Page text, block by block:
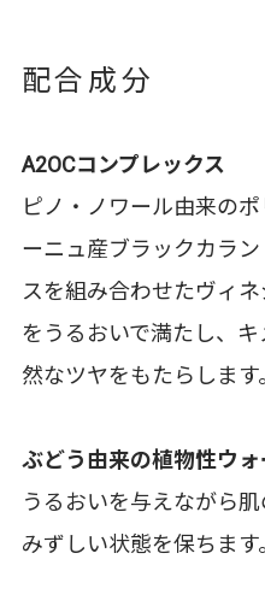
配合成分
A2OCコンプレックス
ピノ・ノワール由来の
ーニュ産ブラックカラ
スを組み合わせたヴィ
をうるおいで満たし、
然なツヤをもたらします。
ぶどう由来の植物性ウ
うるおいを与えながら
みずしい状態を保ちます。